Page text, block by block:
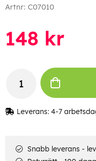
Artnr: C07010
148 kr
Leverans: 4-7
Snabb leverans -